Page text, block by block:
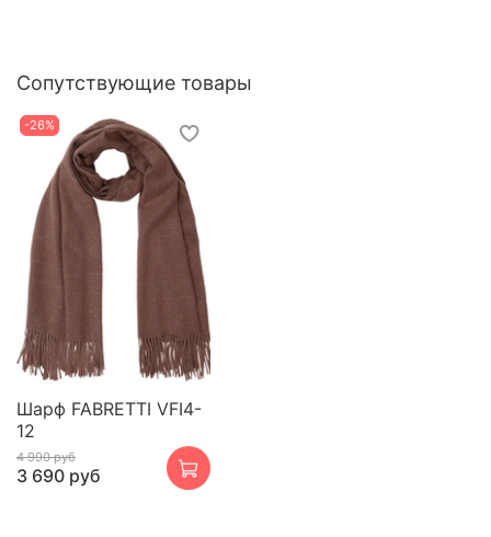
Сопутствующие товары
-26%
Шарф FABRETTI VFI4-
12
4 990 руб
3 690 руб